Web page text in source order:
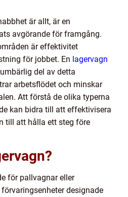
är allt, är en
avgörande för framgång.
är effektivitet
för jobbet. En lagervagn
del av detta
arbetsflödet och minskar
Att förstå de olika typerna
kan bidra till att effektivisera
till att hålla ett steg före
för pallvagnar eller
designade